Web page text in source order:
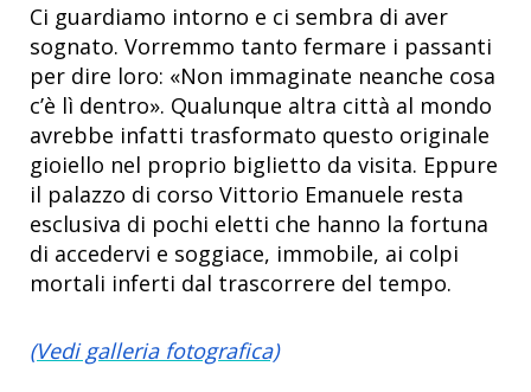
Ci guardiamo intorno e ci sembra di aver
sognato. Vorremmo tanto fermare i passanti
per dire loro: «Non immaginate neanche cosa
c’è lì dentro». Qualunque altra città al mondo
avrebbe infatti trasformato questo originale
gioiello nel proprio biglietto da visita. Eppure
il palazzo di corso Vittorio Emanuele resta
esclusiva di pochi eletti che hanno la fortuna
di accedervi e soggiace, immobile, ai colpi
mortali inferti dal trascorrere del tempo.
(Vedi galleria fotografica)